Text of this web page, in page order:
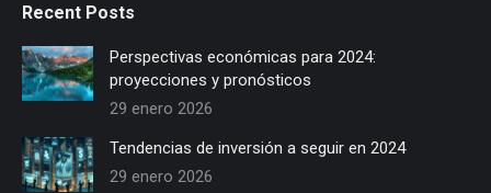
Recent Posts
Perspectivas económicas para 2024:
proyecciones y pronósticos
29 enero 2026
Tendencias de inversión a seguir en 2024
29 enero 2026